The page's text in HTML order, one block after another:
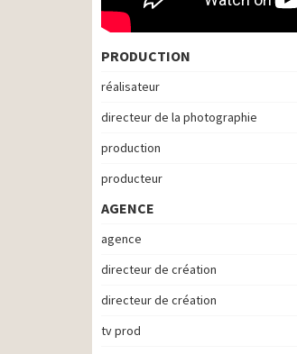
PRODUCTION
réalisateur
directeur de la photographie
production
producteur
AGENCE
agence
directeur de création
directeur de création
tv prod